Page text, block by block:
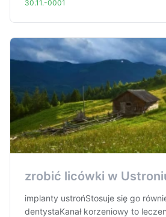
30.11.-0001
zrobić licówki w
implanty ustrońStosuje się go
dentystaKanał korzeniowy to